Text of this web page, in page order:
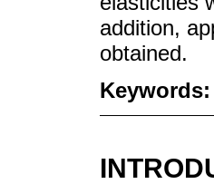
addition,
obtained.
Keywords: